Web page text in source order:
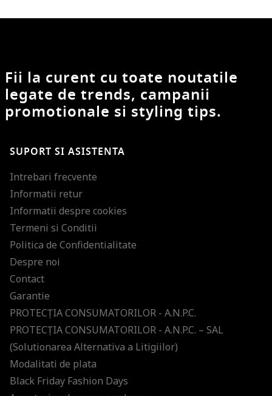
Fii la curent cu toate noutatile
legate de trends, campanii
promotionale si styling tips.
SUPORT SI ASISTENTA
Intrebari frecvente
Informatii retur
Informatii despre cookies
Termeni si Conditii
Politica de Confidentialitate
Despre noi
Contact
Garantie
PROTECŢIA CONSUMATORILOR - A.N.P.C.
PROTECŢIA CONSUMATORILOR - A.N.P.C. – SAL
(Solutionarea Alternativa a Litigiilor)
Modalitati de plata
Black Friday Fashion Days